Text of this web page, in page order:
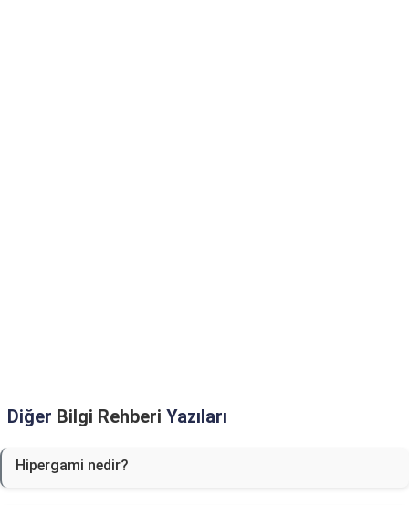
Diğer Bilgi Rehberi Yazıları
Hipergami nedir?